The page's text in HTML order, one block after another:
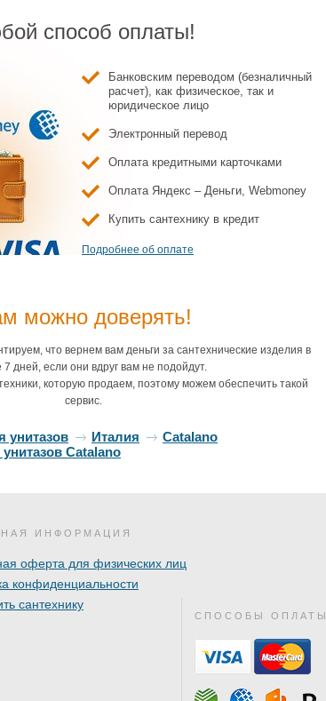
способ оплаты!
Банковским переводом (безналичный
расчет), как физическое, так и
юридическое лицо
Электронный перевод
Оплата кредитными карточками
Оплата Яндекс – Деньги, Webmoney
Купить сантехнику в кредит
Подробнее об оплате
можно доверять!
что вернем вам деньги за сантехнические изделия в
7 дней, если они вдруг вам не подойдут.
которую продаем, поэтому можем обеспечить такой
сервис.
унитазов Италия
Catalano
Catalano
ИНФОРМАЦИЯ
оферта для физических лиц
конфиденциальности
сантехнику
СПОСОБЫ ОПЛАТЫ